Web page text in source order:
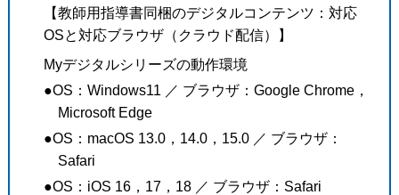
【教師用指導書同梱のデジタルコンテンツ：対応
OSと対応ブラウザ（クラウド配信）】
Myデジタルシリーズの動作環境
●OS：Windows11 ／ ブラウザ：Google Chrome，
Microsoft Edge
●OS：macOS 13.0，14.0，15.0 ／ ブラウザ：
Safari
●OS：iOS 16，17，18 ／ ブラウザ：Safari